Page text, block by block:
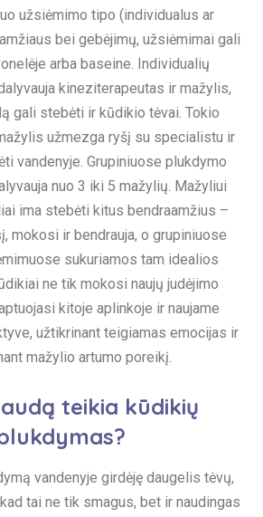
užsiėmimo tipo (individualus ar
bei gebėjimų, užsiėmimai gali
arba baseine. Individualių
kineziterapeutas ir mažylis,
gali stebėti ir kūdikio tėvai. Tokio
užmezga ryšį su specialistu ir
vandenyje. Grupiniuose plukdymo
nuo 3 iki 5 mažylių. Mažyliui
ima stebėti kitus bendraamžius –
mokosi ir bendrauja, o grupiniuose
sukuriamos tam idealios
ne tik mokosi naujų judėjimo
kitoje aplinkoje ir naujame
užtikrinant teigiamas emocijas ir
mažylio artumo poreikį.
teikia kūdikių
vandenyje girdėję daugelis tėvų,
tai ne tik smagus, bet ir naudingas